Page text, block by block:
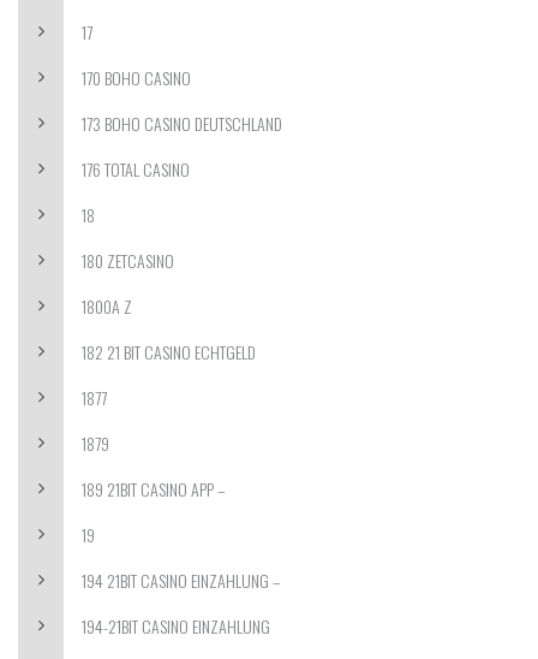
17
170 BOHO CASINO
173 BOHO CASINO DEUTSCHLAND
176 TOTAL CASINO
18
180 ZETCASINO
1800A Z
182 21 BIT CASINO ECHTGELD
1877
1879
189 21BIT CASINO APP –
19
194 21BIT CASINO EINZAHLUNG –
194-21BIT CASINO EINZAHLUNG